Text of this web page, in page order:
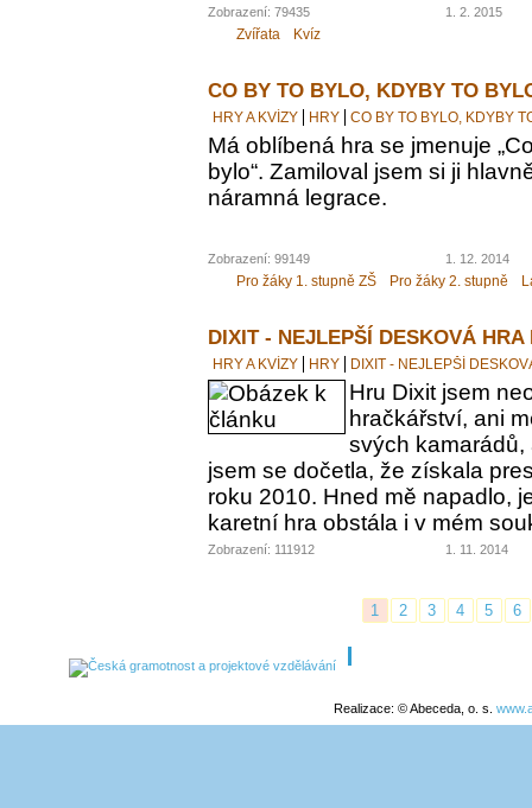
Zobrazení: 79435 1. 2. 2015
Zvířata Kvíz
CO BY TO BYLO, KDYBY TO
HRY A KVÍZY HRY CO BY TO BYLO, KDYBY
Má oblíbená hra se jmenuje
bylo“. Zamiloval jsem si ji
náramná legrace.
Zobrazení: 99149 1. 12. 2014
Pro žáky 1. stupně ZŠ Pro žáky 2. stupně
DIXIT - NEJLEPŠÍ DESKOVÁ HRA
HRY A KVÍZY HRY DIXIT - NEJLEPŠÍ
Hru Dixit jsem
hračkářství, ani
svých kamarádů,
jsem se dočetla, že získala
roku 2010. Hned mě napadlo,
karetní hra obstála i v mém
Zobrazení: 111912 1. 11. 2014
1 2 3 4 5 6
Realizace: © Abeceda, o. s.